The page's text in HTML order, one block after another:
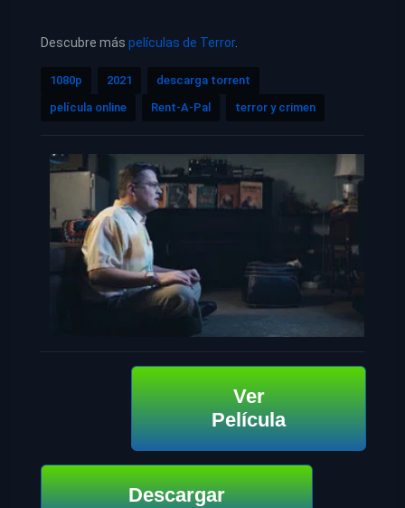
Descubre más películas de Terror.
1080p 2021
descarga torrent
película online
Rent-A-Pal terror y crimen
Ver
Película
Descargar